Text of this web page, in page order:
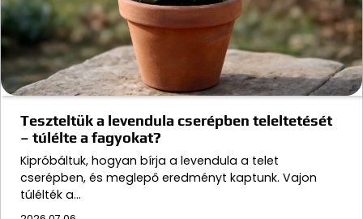
Teszteltük a levendula cserépben teleltetését
– túlélte a fagyokat?
Kipróbáltuk, hogyan bírja a levendula a telet
cserépben, és meglepő eredményt kaptunk. Vajon
túlélték a…